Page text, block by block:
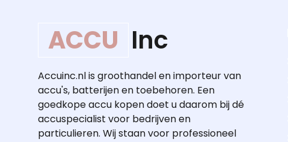
ACCU Inc
Accuinc.nl is groothandel en importeur van
accu's, batterijen en toebehoren. Een
goedkope accu kopen doet u daarom bij dé
accuspecialist voor bedrijven en
particulieren. Wij staan voor professioneel